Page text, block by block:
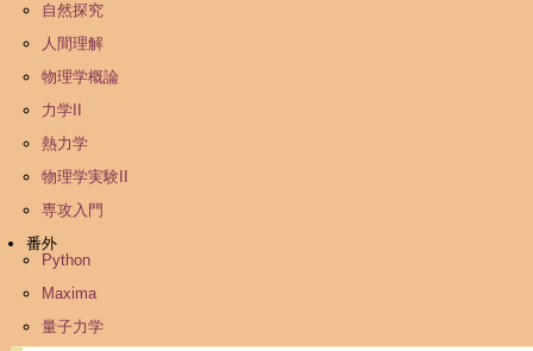
自然探究
人間理解
物理学概論
力学II
熱力学
物理学実験II
専攻入門
番外
Python
Maxima
量子力学